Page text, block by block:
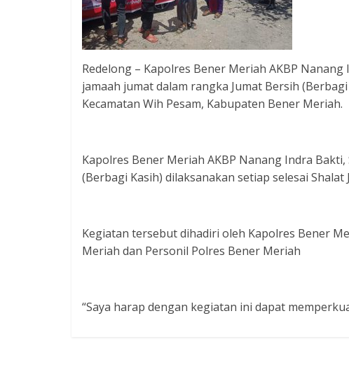
Redelong – Kapolres Bener Meriah AKBP
jamaah jumat dalam rangka Jumat Bersih
Kecamatan Wih Pesam, Kabupaten Bener Meriah.
Kapolres Bener Meriah AKBP Nanang Indra
(Berbagi Kasih) dilaksanakan setiap selesai Shalat
Kegiatan tersebut dihadiri oleh Kapolres Bener
Meriah dan Personil Polres Bener Meriah
“Saya harap dengan kegiatan ini dapat